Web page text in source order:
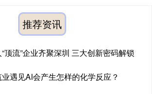
推荐资讯
顶流”企业齐聚深圳 三大创新密码解锁
遇见AI会产生怎样的化学反应？